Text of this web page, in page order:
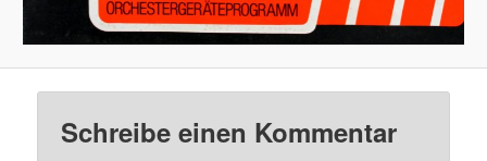
Schreibe einen Kommentar